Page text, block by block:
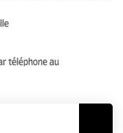
téléphone au